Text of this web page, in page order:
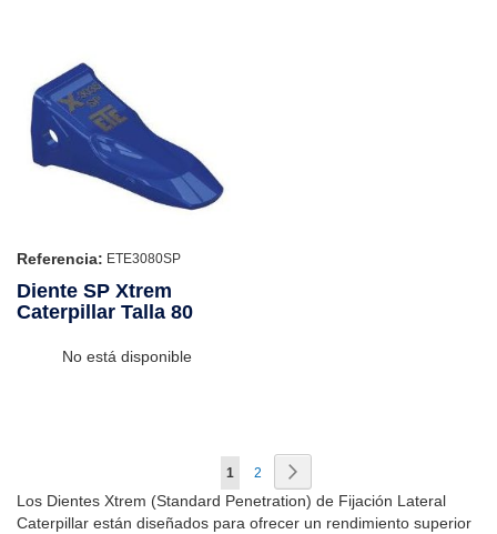
Referencia: ETE3080SP
Diente SP Xtrem
Caterpillar Talla 80
No está disponible
Página
Actualmente
estás
1 Página
2
Los Dientes Xtrem (Standard Penetration) de Fijación Lateral
Caterpillar están diseñados para ofrecer un rendimiento superior